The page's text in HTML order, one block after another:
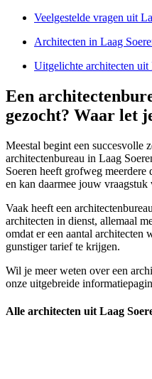
Veelgestelde vragen uit
Architecten in Laag
Uitgelichte architecten uit
Een
gezocht? Waar let
Meestal begint een succesvolle
architectenbureau in Laag
Soeren heeft grofweg meerdere
en kan daarmee jouw
Vaak heeft een
architecten in dienst, allemaal
omdat er een aantal architecten
gunstiger tarief te krijgen.
Wil je meer weten over een
onze uitgebreide
Alle architecten uit Laag